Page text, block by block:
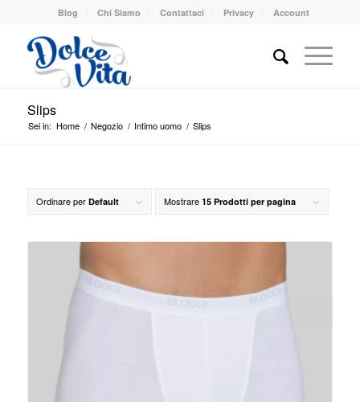
Blog Chi Siamo Contattaci Privacy Account
Slips
Sei in: Home / Negozio / Intimo uomo / Slips
Ordinare per Default Mostrare 15 Prodotti per pagina